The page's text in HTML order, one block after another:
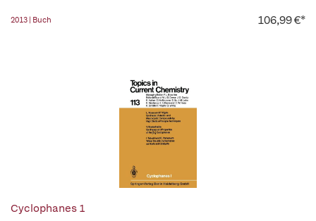
2013 | Buch 106,99 €*
Cyclophanes 1